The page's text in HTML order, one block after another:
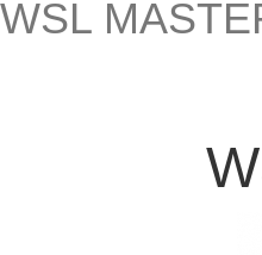
WSL